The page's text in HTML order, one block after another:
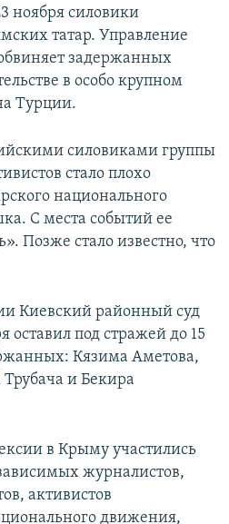
ноября силовики
татар. Управление
задержанных
в особо крупном
Турции.
силовиками группы
стало плохо
национального
С места событий ее
Позже стало известно, что
Киевский районный суд
оставил под стражей до 15
Кязима Аметова,
и Бекира
в Крыму участились
журналистов,
активистов
движения,